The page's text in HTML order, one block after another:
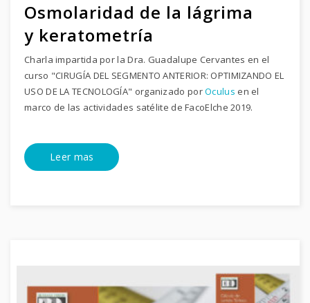
Osmolaridad de la lágrima
y keratometría
Charla impartida por la Dra. Guadalupe Cervantes en el
curso "CIRUGÍA DEL SEGMENTO ANTERIOR: OPTIMIZANDO EL
USO DE LA TECNOLOGÍA" organizado porOculus en el
marco de las actividades satélite de FacoElche 2019.
Leer mas